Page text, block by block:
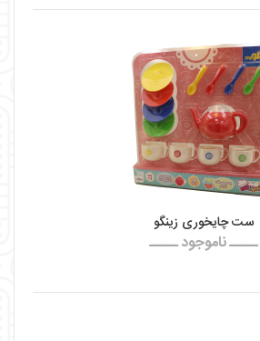
ست چایخوری زینگو
ـــــ ناموجود ـــــ